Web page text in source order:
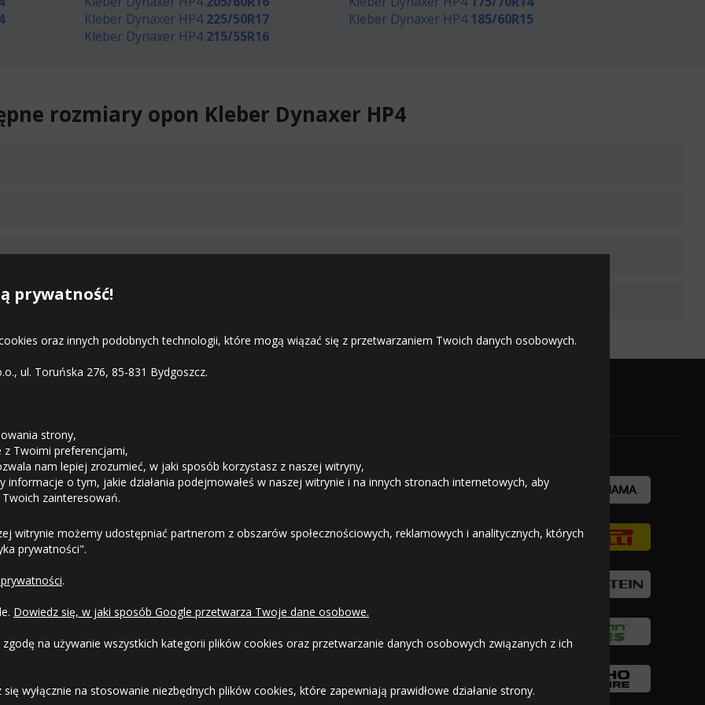
prywatność!
oraz innych podobnych technologii, które mogą wiązać się z przetwarzaniem Twoich danych osobowych.
ul. Toruńska 276, 85-831 Bydgoszcz.
strony,
z Twoimi preferencjami,
nam lepiej zrozumieć, w jaki sposób korzystasz z naszej witryny,
informacje o tym, jakie działania podejmowałeś w naszej witrynie i na innych stronach internetowych, aby
zainteresowań.
witrynie możemy udostępniać partnerom z obszarów społecznościowych, reklamowych i analitycznych, których
prywatności".
.
Dowiedz się, w jaki sposób Google przetwarza Twoje dane osobowe.
na używanie wszystkich kategorii plików cookies oraz przetwarzanie danych osobowych związanych z ich
wyłącznie na stosowanie niezbędnych plików cookies, które zapewniają prawidłowe działanie strony.
Kleber Dynaxer HP4225/50R17 Kleber Dynaxer HP4185/60R15
Kleber Dynaxer HP4215/55R16
rozmiary opon Kleber Dynaxer HP4
226 Kup
Duża ilość
Kup
Średnia ilość
258
278 zł/szt. Kup
Duża ilość
Kup
Kup
Odstąpienie od umowy
Dlaczego warto kupić w 24opony.pl